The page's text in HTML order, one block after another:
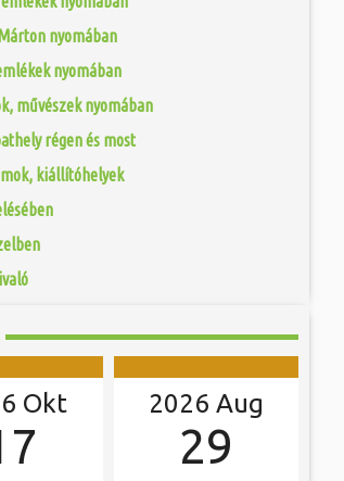
nyomában
nyomában
művészek nyomában
régen és most
kiállítóhelyek
Okt 2026 Aug
29